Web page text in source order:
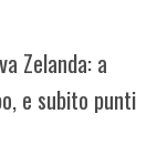
Zelanda: a
e subito punti